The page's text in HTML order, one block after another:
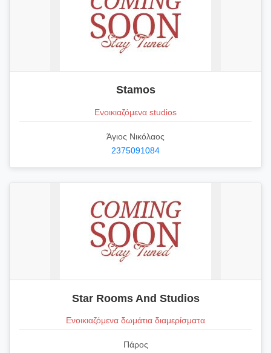
Stamos
Ενοικιαζόμενα studios
Άγιος Νικόλαος
2375091084
Star Rooms And Studios
Ενοικιαζόμενα δωμάτια διαμερίσματα
Πάρος